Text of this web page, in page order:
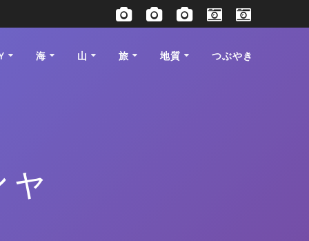
海 山 旅 地質 つぶやき